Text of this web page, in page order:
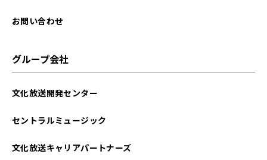
お問い合わせ
グループ会社
文化放送開発センター
セントラルミュージック
文化放送キャリアパートナーズ